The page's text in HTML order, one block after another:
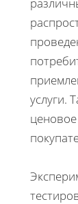
услуги.